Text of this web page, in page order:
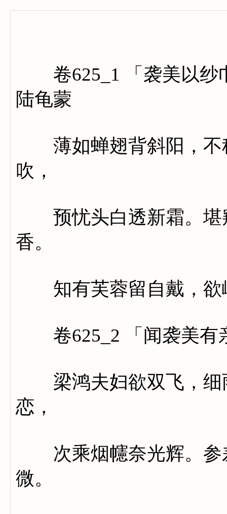
卷625_1 「袭美以纱
陆龟蒙
薄如蝉翅背斜阳，不
吹，
预忧头白透新霜。堪
香。
知有芙蓉留自戴，欲
卷625_2 「闻袭美有
梁鸿夫妇欲双飞，细
恋，
次乘烟幰奈光辉。参
微。